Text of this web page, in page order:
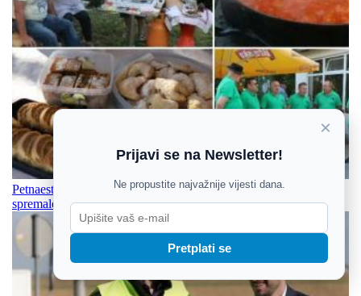
Petnaestak kuhara u Crkvarima pripremat će jela kakva su
spremale naše bake
×
Prijavi se na Newsletter!
Ne propustite najvažnije vijesti dana.
Pretplati se